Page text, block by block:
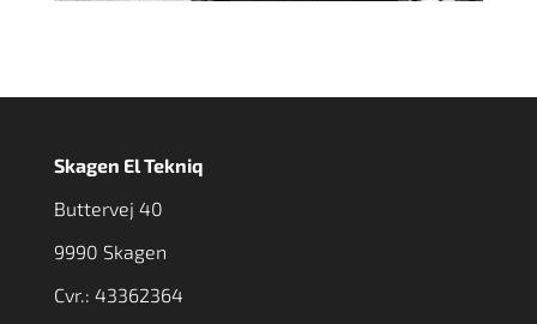
Skagen El Tekniq
Buttervej 40
9990 Skagen
Cvr.: 43362364